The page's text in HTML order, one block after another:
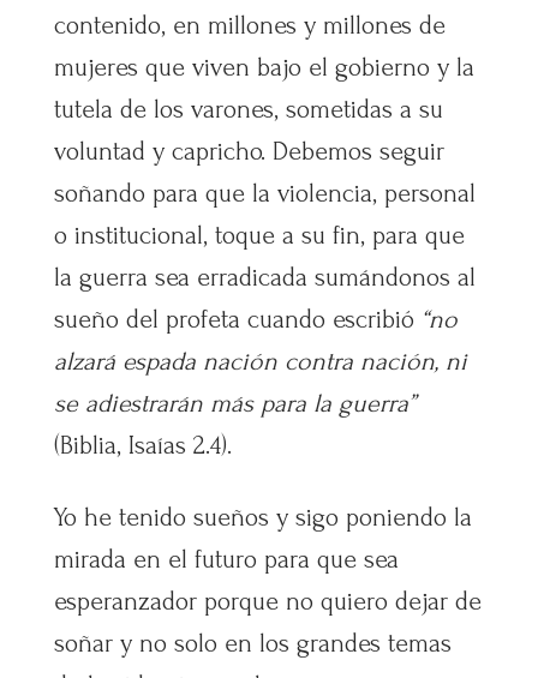
contenido, en millones y millones de
mujeres que viven bajo el gobierno y la
tutela de los varones, sometidas a su
voluntad y capricho. Debemos seguir
soñando para que la violencia, personal
o institucional, toque a su fin, para que
la guerra sea erradicada sumándonos al
sueño del profeta cuando escribió “no
alzará espada nación contra nación, ni
se adiestrarán más para la guerra”
(Biblia, Isaías 2.4).
Yo he tenido sueños y sigo poniendo la
mirada en el futuro para que sea
esperanzador porque no quiero dejar de
soñar y no solo en los grandes temas